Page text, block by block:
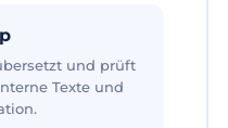
und prüft
Texte und